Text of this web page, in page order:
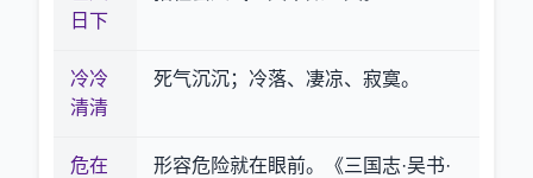
日下
冷冷
清清
死气沉沉；冷落、凄凉、寂寞。
危在
形容危险就在眼前。《三国志·吴书·